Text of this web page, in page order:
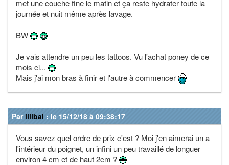
met une couche fine le matin et ça reste hydrater toute la
journée et nuit même après lavage.
BW
Je vais attendre un peu les tattoos. Vu l'achat poney de ce
mois ci...
Mais j'ai mon bras à finir et l'autre à commencer
Par lilibal : le 15/12/18 à 09:38:17
Vous savez quel ordre de prix c'est ? Moi j'en aimerai un a
l'intérieur du poignet, un infini un peu travaillé de longuer
environ 4 cm et de haut 2cm ?